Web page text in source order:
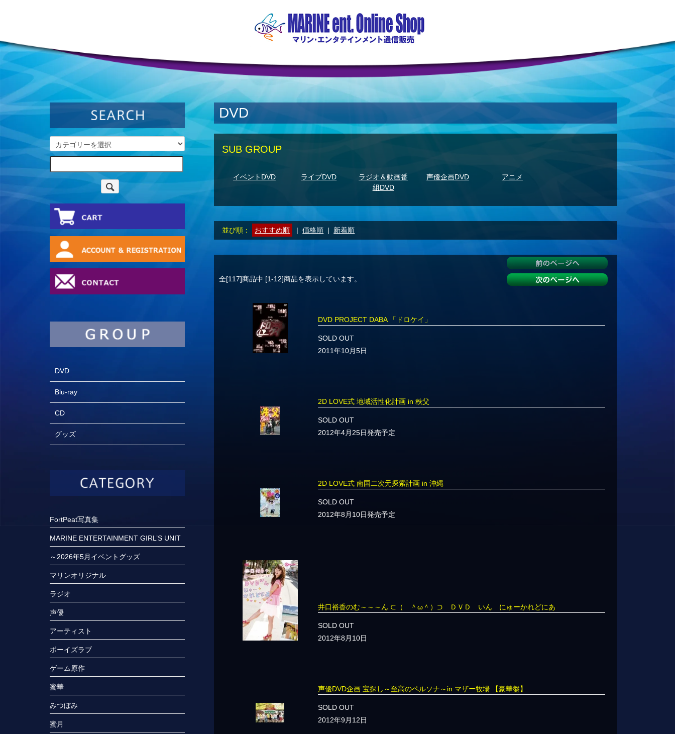
DVD
SUB GROUP
イベントDVD ライブDVD
ラジオ＆動画番
組DVD
声優企画DVD アニメ
並び順： おすすめ順 |価格順 | 新着順
全[117]商品中 [1-12]商品を表示しています。
DVD PROJECT DABA 「ドロケイ」
SOLD OUT
2011年10月5日
2D LOVE式 地域活性化計画 in 秩父
SOLD OUT
2012年4月25日発売予定
2D LOVE式 南国二次元探索計画 in 沖縄
SOLD OUT
2012年8月10日発売予定
井口裕香のむ～～～ん ⊂（ ＾ω＾）⊃ ＤＶＤ いん にゅーかれどにあ
SOLD OUT
2012年8月10日
声優DVD企画 宝探し～至高のペルソナ～in マザー牧場 【豪華盤】
SOLD OUT
2012年9月12日
DVD
Blu-ray
CD
グッズ
FortPeat写真集
MARINE ENTERTAINMENT GIRL’S UNIT
～2026年5月イベントグッズ
マリンオリジナル
ラジオ
声優
アーティスト
ボーイズラブ
ゲーム原作
蜜華
みつぼみ
蜜月